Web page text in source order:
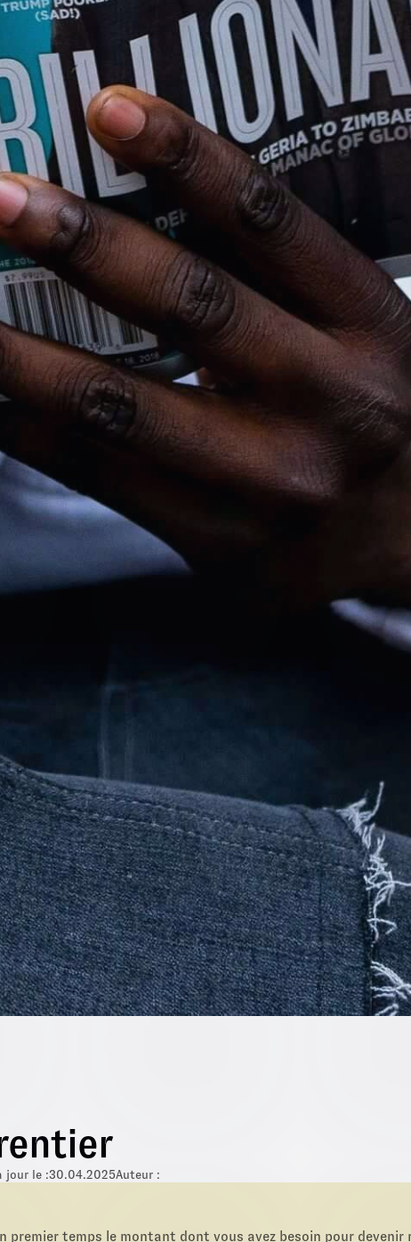
jour le :30.04.2025Auteur :
premier temps le montant dont vous avez besoin pour devenir